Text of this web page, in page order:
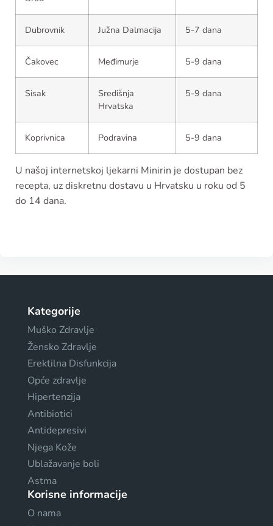
Dubrovnik Južna Dalmacija 5-7 dana
Čakovec Međimurje 5-9 dana
Sisak
Središnja
Hrvatska
5-9 dana
Koprivnica Podravina 5-9 dana
U našoj internetskoj ljekarni Minirin je dostupan bez
recepta, uz diskretnu dostavu u Hrvatsku u roku od 5
do 14 dana.
Kategorije
Muško Zdravlje
Žensko Zdravlje
Erektilna Disfunkcija
Opće zdravlje
Hipertenzija
Antibiotici
Antidepresivi
Njega Kože
Ublažavanje boli
Astma
Korisne informacije
O nama